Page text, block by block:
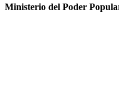
Ministerio del Poder